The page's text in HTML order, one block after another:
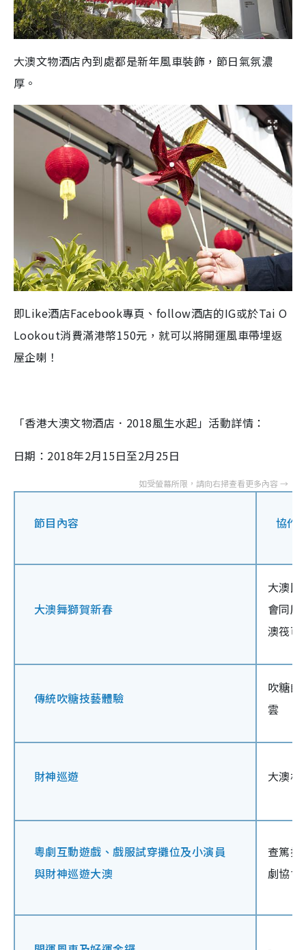
大澳文物酒店內到處都是新年風車裝飾，節日氣氛濃
厚。
即Like酒店Facebook專頁、follow酒店的IG或於Tai O
Lookout消費滿港幣150元，就可以將開運風車帶埋返
屋企喇！
「香港大澳文物酒店．2018風生水起」活動詳情：
日期：2018年2月15日至2月25日
節目內容 協作
大澳舞獅賀新春
大澳民
會同慶
澳筏可
傳統吹糖技藝體驗
吹糖師
雲
財神巡遊 大澳村
粵劇互動遊戲、戲服試穿攤位及小演員
與財神巡遊大澳
查篤撐
劇協會